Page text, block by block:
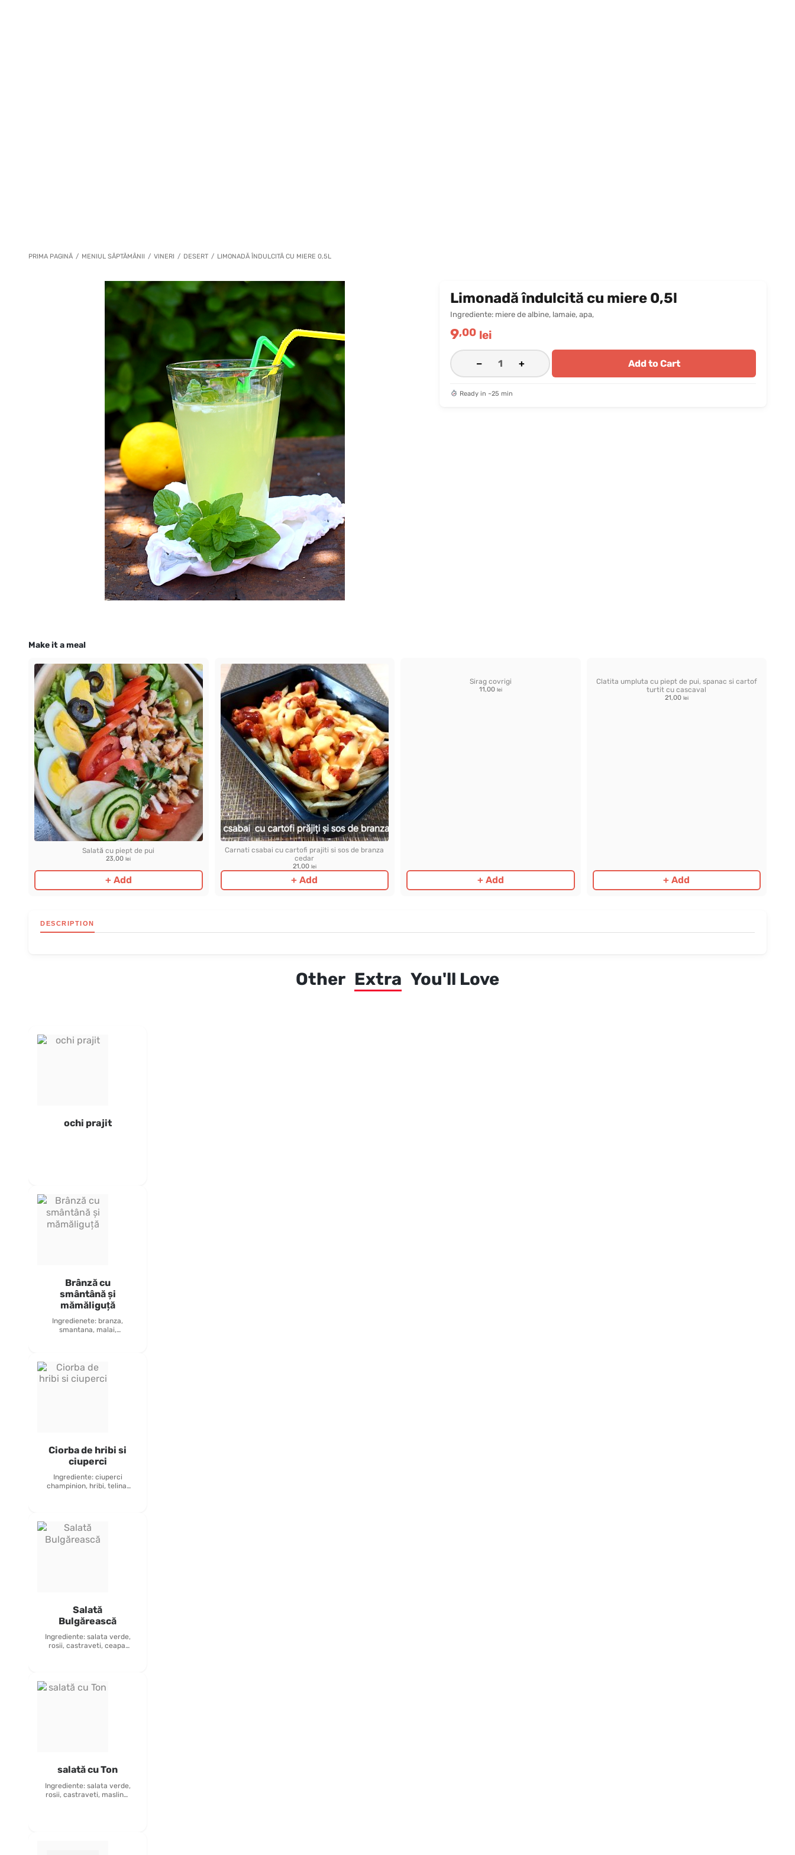
PRIMA PAGINĂ / MENIUL SĂPTĂMÂNII / VINERI / DESERT / LIMONADĂ ÎNDULCITĂ CU MIERE 0,5L
Limonadă îndulcită cu miere 0,5l
Ingrediente: miere de albine, lamaie, apa,
9,00 lei
− + Add to Cart
Ready in ~25 min
Make it a meal
Salată cu piept de pui
23,00lei
+ Add
Carnati csabai cu cartofi prajiti si sos de branza
cedar
21,00 lei
+ Add
Sirag covrigi
11,00 lei
+ Add
Clatita umpluta cu piept de pui, spanac si cartof
turtit cu cascaval
21,00 lei
+ Add
DESCRIPTION
Other Extra You'll Love
ochi prajit
Brânză cu
smântână și
mămăliguță
Ingredienete: branza,
smantana, malai,
Ciorba de hribi si
ciuperci
Ingrediente: ciuperci
champinion, hribi, telina,
tacamuri si paine
Salată
Bulgărească
Ingrediente: salata verde,
rosii, castraveti, ceapa,
sos de maionezâ alergeni:
salată cu Ton
Ingrediente: salata verde,
rosii, castraveti, masline,